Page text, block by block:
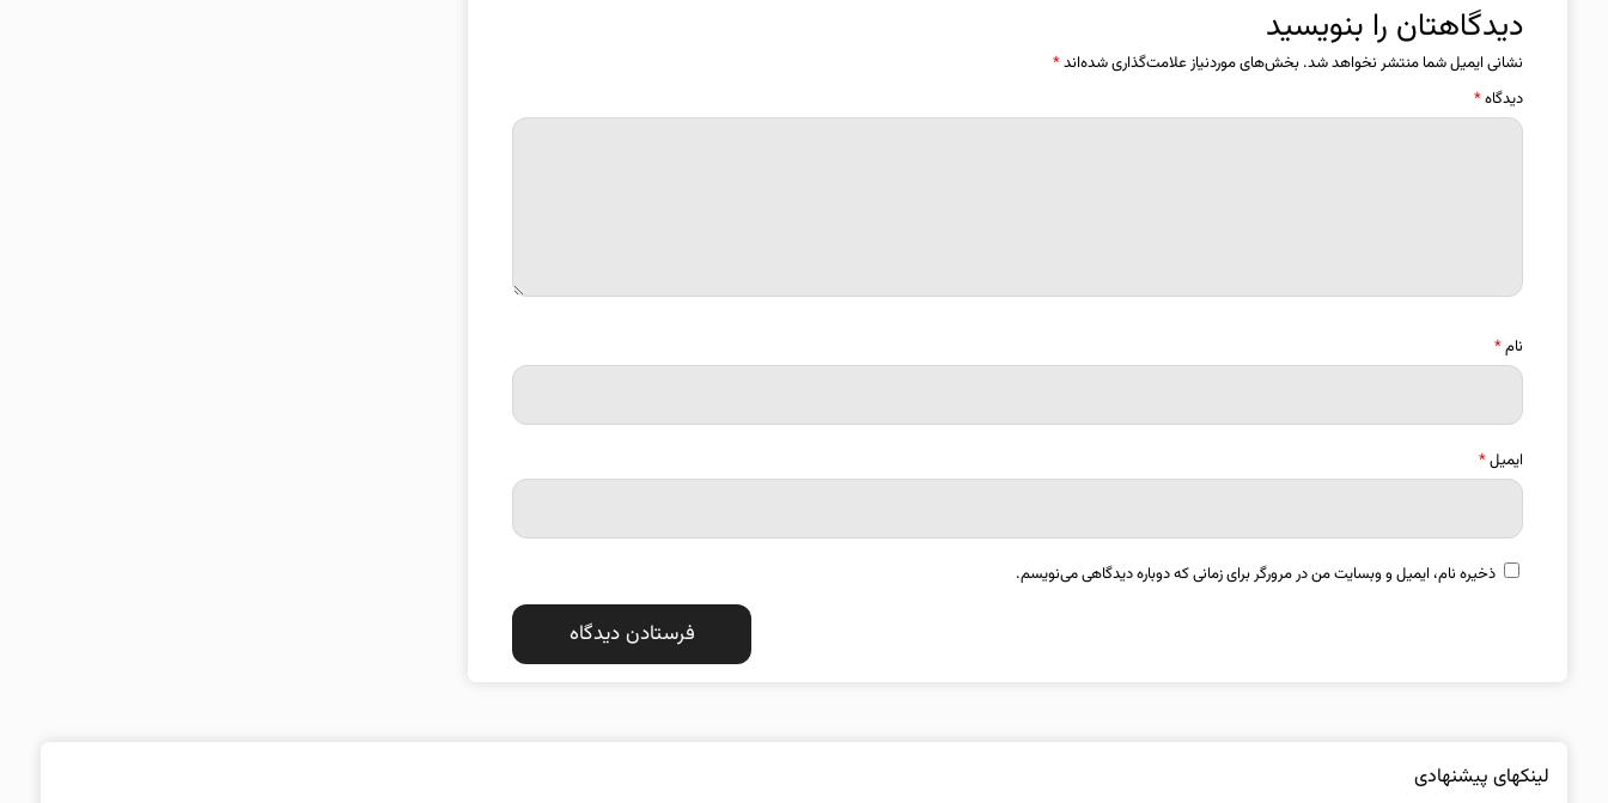
دیدگاهتان را بنویسید
نشانی ایمیل شما منتشر نخواهد شد. بخش‌های موردنیاز علامت‌گذاری شده‌اند*
دیدگاه*
نام*
ایمیل*
ذخیره نام، ایمیل و وبسایت من در مرورگر برای زمانی که دوباره دیدگاهی می‌نویسم.
لینکهای پیشنهادی